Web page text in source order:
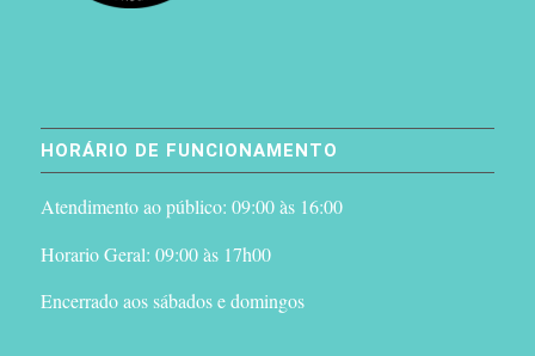
HORÁRIO DE FUNCIONAMENTO
Atendimento ao público: 09:00 às 16:00
Horario Geral: 09:00 às 17h00
Encerrado aos sábados e domingos